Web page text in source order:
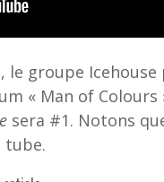
le groupe
« Man of
sera #1. Notons
tube.